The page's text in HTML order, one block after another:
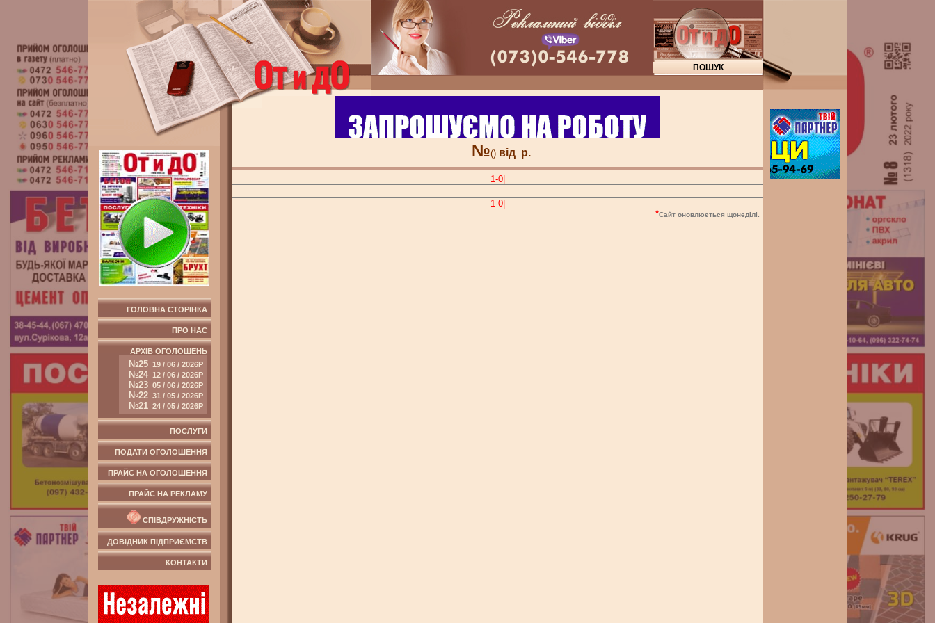
ГОЛОВНА СТОРІНКА
ПРО НАС
АРХІВ ОГОЛОШЕНЬ
№25 19 / 06 / 2026Р
№24 12 / 06 / 2026Р
№23 05 / 06 / 2026Р
№22 31 / 05 / 2026Р
№21 24 / 05 / 2026Р
ПОСЛУГИ
ПОДАТИ ОГОЛОШЕННЯ
ПРАЙС НА ОГОЛОШЕННЯ
ПРАЙС НА РЕКЛАМУ
СПІВДРУЖНІСТЬ
ДОВІДНИК ПІДПРИЄМСТВ
КОНТАКТИ
№() від р.
1-0|
1-0|
*Сайт оновлюється щонеділі.